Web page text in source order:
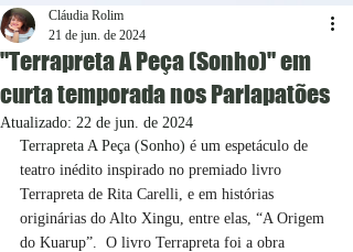
"Terrapreta A Peça (Sonho)" em
curta temporada nos Parlapatões
Cláudia Rolim
21 de jun. de 2024
Atualizado: 22 de jun. de 2024
Terrapreta A Peça (Sonho) é um espetáculo de
teatro inédito inspirado no premiado livro
Terrapreta de Rita Carelli, e em histórias
originárias do Alto Xingu, entre elas, “A Origem
do Kuarup”.  O livro Terrapreta foi a obra